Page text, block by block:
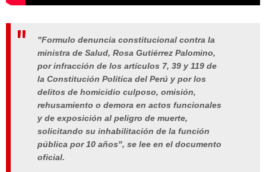
"Formulo denuncia constitucional contra la
ministra de Salud, Rosa Gutiérrez Palomino,
por infracción de los artículos 7, 39 y 119 de
la Constitución Política del Perú y por los
delitos de homicidio culposo, omisión,
rehusamiento o demora en actos funcionales
y de exposición al peligro de muerte,
solicitando su inhabilitación de la función
pública por 10 años", se lee en el documento
oficial.